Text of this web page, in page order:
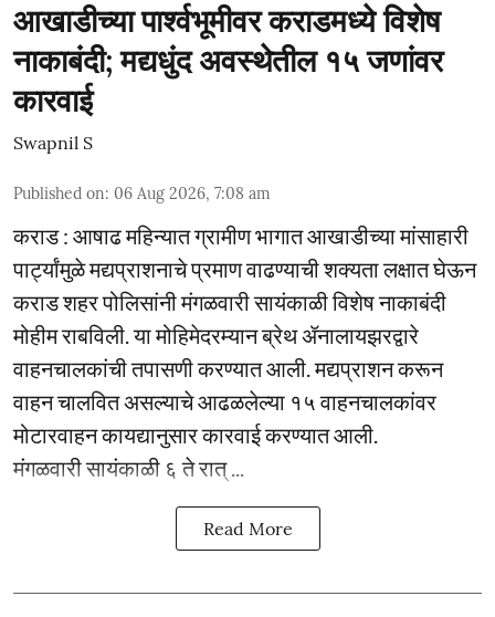
आखाडीच्या पार्श्वभूमीवर कराडमध्ये विशेष
नाकाबंदी; मद्यधुंद अवस्थेतील १५ जणांवर
कारवाई
Swapnil S
Published on: 06 Aug 2026, 7:08 am
कराड : आषाढ महिन्यात ग्रामीण भागात आखाडीच्या मांसाहारी
पार्ट्यांमुळे मद्यप्राशनाचे प्रमाण वाढण्याची शक्यता लक्षात घेऊन
कराड शहर पोलिसांनी मंगळवारी सायंकाळी विशेष नाकाबंदी
मोहीम राबविली. या मोहिमेदरम्यान ब्रेथ ॲनालायझरद्वारे
वाहनचालकांची तपासणी करण्यात आली. मद्यप्राशन करून
वाहन चालवित असल्याचे आढळलेल्या १५ वाहनचालकांवर
मोटारवाहन कायद्यानुसार कारवाई करण्यात आली.
मंगळवारी सायंकाळी ६ ते रात् ...
Read More